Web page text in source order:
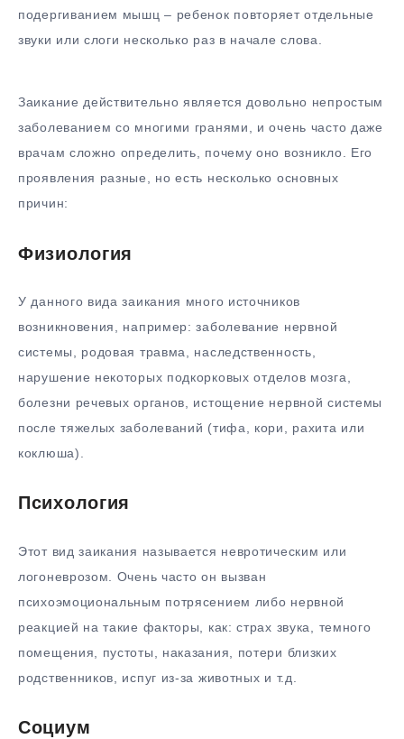
подергиванием мышц – ребенок повторяет отдельные
звуки или слоги несколько раз в начале слова.
Заикание действительно является довольно непростым
заболеванием со многими гранями, и очень часто даже
врачам сложно определить, почему оно возникло. Его
проявления разные, но есть несколько основных
причин:
Физиология
У данного вида заикания много источников
возникновения, например: заболевание нервной
системы, родовая травма, наследственность,
нарушение некоторых подкорковых отделов мозга,
болезни речевых органов, истощение нервной системы
после тяжелых заболеваний (тифа, кори, рахита или
коклюша).
Психология
Этот вид заикания называется невротическим или
логоневрозом. Очень часто он вызван
психоэмоциональным потрясением либо нервной
реакцией на такие факторы, как: страх звука, темного
помещения, пустоты, наказания, потери близких
родственников, испуг из-за животных и т.д.
Социум